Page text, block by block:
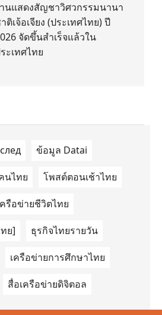
UNDP) และ TAILG บริษัทชั้น
นำด้านการเดินทางด้วยพลังงานไฟฟ้า ได้ลง
มในบันทึกความเข้าใจ (Memorandum of
MOU) อย่างเป็นทางการใน
of Excellence (GM-CoE)
นแสดงสัญชาวิศวกรรมนานา
ติเจ้อเจียง (ประเทศไทย) ปี
จัดขึ้นสำเร็จแล้วใน
ะเทศไทย
ข้อมูล Datai
นไทย โพสต์ตอนเช้าไทย
ครือข่ายชีวิตไทย
ย] ธุรกิจไทยรายวัน
เครือข่ายการศึกษาไทย
สื่อเครือข่ายดิจิตอล